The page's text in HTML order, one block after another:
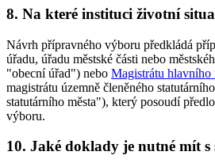
8. Na které instituci životní
Návrh přípravného výboru předkládá
úřadu, úřadu městské části nebo
"obecní úřad") nebo Magistrátu hlavního
magistrátu územně členěného
statutárního města"), který posoudí
výboru.
10. Jaké doklady je nutné mít s